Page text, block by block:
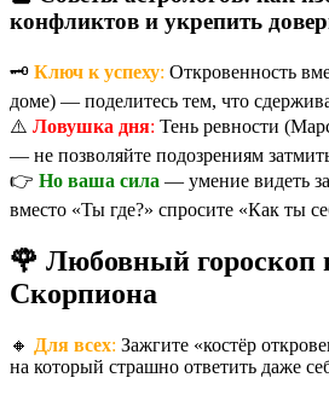
конфликтов и укрепить
🗝️ Ключ к успеху: Откровенность
доме) — поделитесь тем, что
⚠️ Ловушка дня: Тень ревности
— не позволяйте подозрениям
👉 Но ваша сила — умение видеть
вместо «Ты где?» спросите «Как ты
🌹 Любовный гороскоп
Скорпиона
🔸 Для всех: Зажгите «костёр
на который страшно ответить даже